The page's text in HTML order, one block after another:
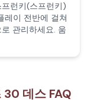
런키(스프런키)
이 전반에 걸쳐
관리하세요. 움
데스 FAQ